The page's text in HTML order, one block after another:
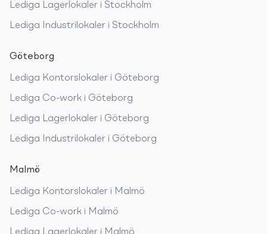
Lediga Lagerlokaler i Stockholm
Lediga Industrilokaler i Stockholm
Göteborg
Lediga Kontorslokaler i Göteborg
Lediga Co-work i Göteborg
Lediga Lagerlokaler i Göteborg
Lediga Industrilokaler i Göteborg
Malmö
Lediga Kontorslokaler i Malmö
Lediga Co-work i Malmö